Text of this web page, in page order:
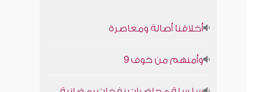
1444هـ